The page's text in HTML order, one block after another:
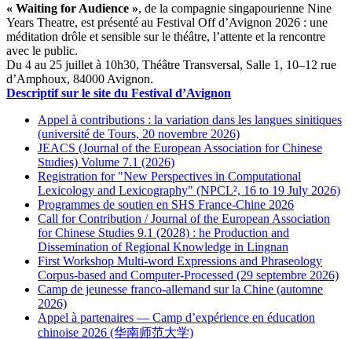
« Waiting for Audience », de la compagnie singapourienne Nine
Years Theatre, est présenté au Festival Off d’Avignon 2026 : une
méditation drôle et sensible sur le théâtre, l’attente et la rencontre
avec le public.
Du 4 au 25 juillet à 10h30, Théâtre Transversal, Salle 1, 10–12 rue
d’Amphoux, 84000 Avignon.
Descriptif sur le site du Festival d’Avignon
Appel à contributions : la variation dans les langues sinitiques
(université de Tours, 20 novembre 2026)
JEACS (Journal of the European Association for Chinese
Studies) Volume 7.1 (2026)
Registration for "New Perspectives in Computational
Lexicology and Lexicography" (NPCL², 16 to 19 July 2026)
Programmes de soutien en SHS France-Chine 2026
Call for Contribution / Journal of the European Association
for Chinese Studies 9.1 (2028) : he Production and
Dissemination of Regional Knowledge in Lingnan
First Workshop Multi-word Expressions and Phraseology
Corpus-based and Computer-Processed (29 septembre 2026)
Camp de jeunesse franco-allemand sur la Chine (automne
2026)
Appel à partenaires — Camp d’expérience en éducation
chinoise 2026 (华南师范大学)